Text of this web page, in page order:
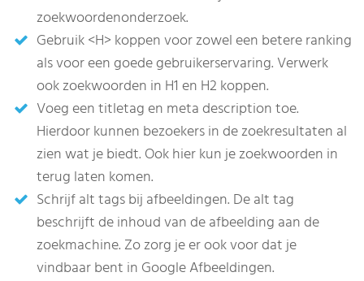
zoekwoordenonderzoek.
Gebruik <H> koppen voor zowel een betere ranking
als voor een goede gebruikerservaring. Verwerk
ook zoekwoorden in H1 en H2 koppen.
Voeg een titletag en meta description toe.
Hierdoor kunnen bezoekers in de zoekresultaten al
zien wat je biedt. Ook hier kun je zoekwoorden in
terug laten komen.
Schrijf alt tags bij afbeeldingen. De alt tag
beschrijft de inhoud van de afbeelding aan de
zoekmachine. Zo zorg je er ook voor dat je
vindbaar bent in Google Afbeeldingen.